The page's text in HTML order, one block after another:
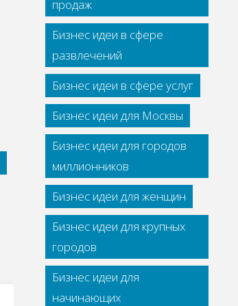
продаж
Бизнес идеи в сфере
развлечений
Бизнес идеи в сфере услуг
Бизнес идеи для Москвы
Бизнес идеи для городов
миллионников
Бизнес идеи для женщин
Бизнес идеи для крупных
городов
Бизнес идеи для
начинающих